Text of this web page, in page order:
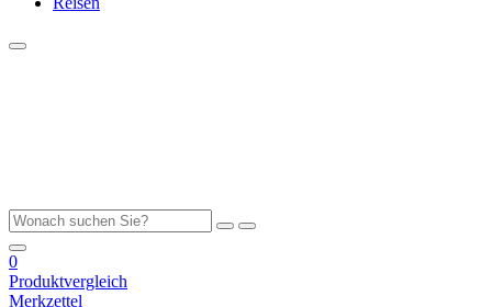
0
Produktvergleich
Merkzettel